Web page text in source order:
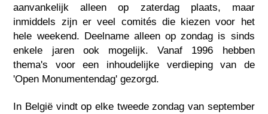
aanvankelijk alleen op zaterdag plaats, maar
inmiddels zijn er veel comités die kiezen voor het
hele weekend. Deelname alleen op zondag is sinds
enkele jaren ook mogelijk. Vanaf 1996 hebben
thema's voor een inhoudelijke verdieping van de
'Open Monumentendag' gezorgd.
In België vindt op elke tweede zondag van september